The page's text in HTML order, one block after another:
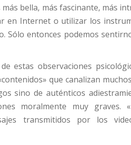
bella, más fascinante, más
en Internet o utilizar los
Sólo entonces podemos
observaciones
que canalizan
sino de auténticos
moralmente muy graves.
transmitidos por los